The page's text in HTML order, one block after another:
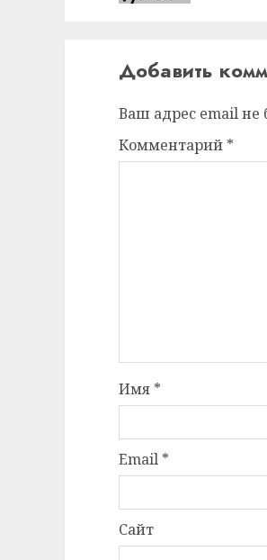
Добавить
Ваш адрес email не
Комментарий *
Имя *
Email *
Сайт